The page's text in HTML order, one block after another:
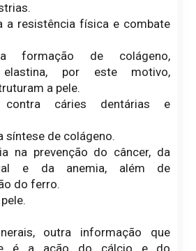
a resistência física e combate
formação de colágeno,
por este motivo,
a pele.
cáries dentárias e
síntese de colágeno.
na prevenção do câncer, da
e da anemia, além de
do ferro.
outra informação que